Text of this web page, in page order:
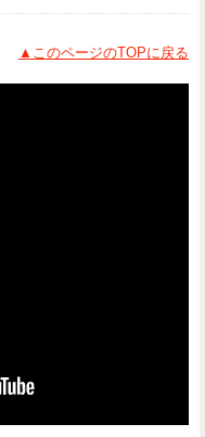
▲このページのTOPに戻る